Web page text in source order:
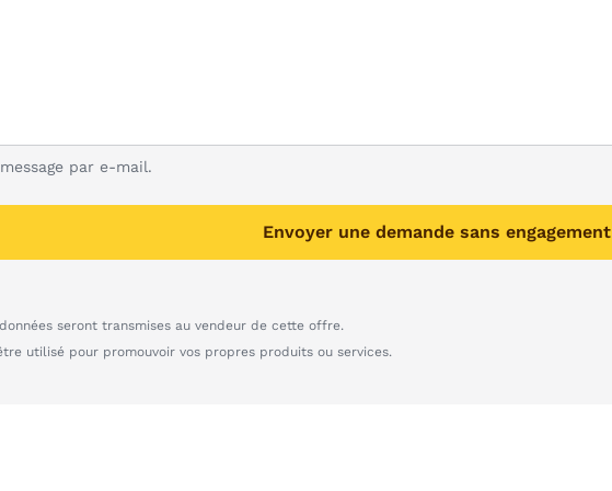
par e-mail.
Envoyer une demande sans engagement
seront transmises au vendeur de cette offre.
utilisé pour promouvoir vos propres produits ou services.